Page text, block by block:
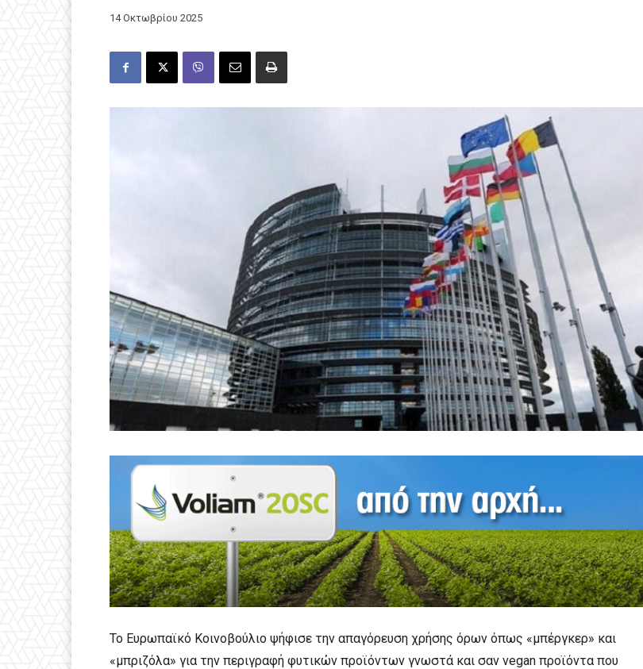
14 Οκτωβρίου 2025
Το Ευρωπαϊκό Κοινοβούλιο ψήφισε την απαγόρευση χρήσης όρων όπως «μπέργκερ» και
«μπριζόλα» για την περιγραφή φυτικών προϊόντων γνωστά και σαν vegan προϊόντα που